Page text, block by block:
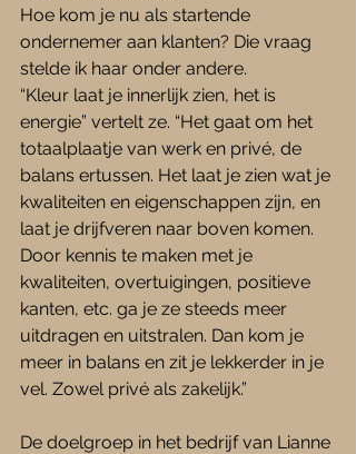
Hoe kom je nu als startende
ondernemer aan klanten? Die vraag
stelde ik haar onder andere.
“Kleur laat je innerlijk zien, het is
energie” vertelt ze. “Het gaat om het
totaalplaatje van werk en privé, de
balans ertussen. Het laat je zien wat je
kwaliteiten en eigenschappen zijn, en
laat je drijfveren naar boven komen.
Door kennis te maken met je
kwaliteiten, overtuigingen, positieve
kanten, etc. ga je ze steeds meer
uitdragen en uitstralen. Dan kom je
meer in balans en zit je lekkerder in je
vel. Zowel privé als zakelijk.”
De doelgroep in het bedrijf van Lianne